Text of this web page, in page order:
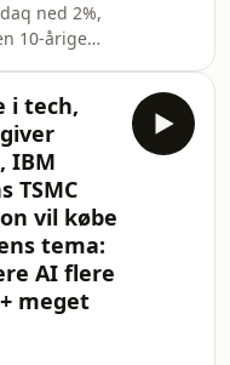
ned 2%,
10-årige
svar er
Den
done,
tokens,
value
som
flytte
i tech,
IBM
TSMC
vil købe
tema:
AI flere
meget